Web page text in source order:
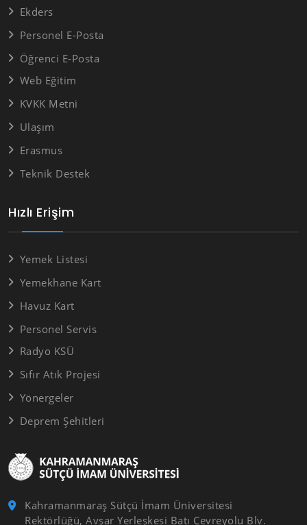
Kahramanmaraş Sütçü İmam Üniversitesi
Rektörlüğü, Avşar Yerleşkesi Batı Çevreyolu Blv.
Hızlı Erişim
Yemek Listesi
Yemekhane Kart
Havuz Kart
Personel Servis
Radyo KSÜ
Sıfır Atık Projesi
Yönergeler
Deprem Şehitleri
Ekders
Personel E-Posta
Öğrenci E-Posta
Web Eğitim
KVKK Metni
Ulaşım
Erasmus
Teknik Destek